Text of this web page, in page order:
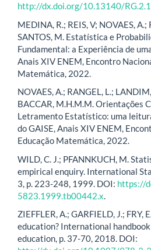
http://dx.doi.org/10.13140/
MEDINA, R.; REIS, V; NOVAES,
SANTOS, M. Estatística e
Fundamental: a Experiência de
Anais XIV ENEM, Encontro
Matemática, 2022.
NOVAES, A.; RANGEL, L.;
BACCAR, M.H.M.M. Orientações
Letramento Estatístico: uma
do GAISE, Anais XIV ENEM,
Educação Matemática, 2022.
WILD, C. J.; PFANNKUCH, M.
empirical enquiry. International
3, p. 223-248, 1999. DOI: https://
5823.1999.tb00442.x
ZIEFFLER, A.; GARFIELD, J.;
education? International
education, p. 37-70, 2018. DOI: